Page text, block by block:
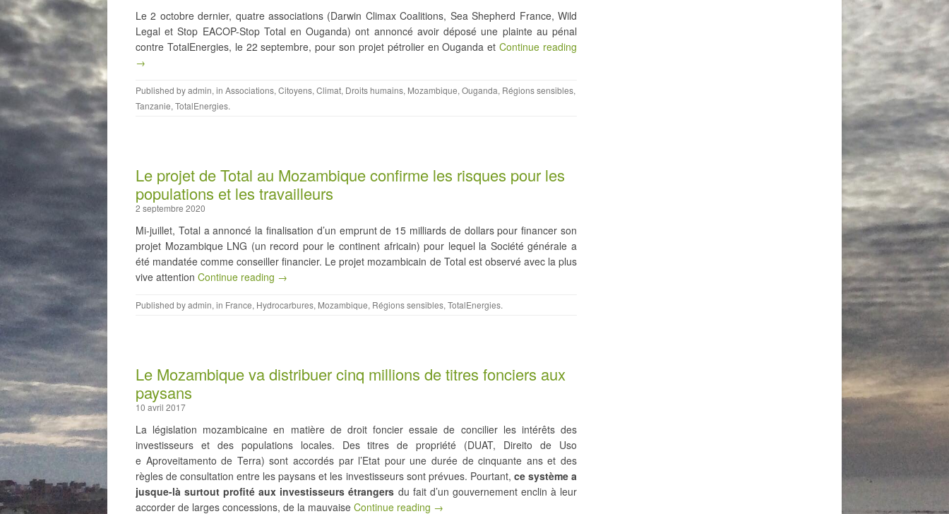
Le 2 octobre dernier, quatre associations (Darwin Climax Coalitions, Sea Shepherd France, Wild
Legal et Stop EACOP-Stop Total en Ouganda) ont annoncé avoir déposé une plainte au pénal
contre TotalEnergies, le 22 septembre, pour son projet pétrolier en Ouganda etContinue reading
→
Published byadmin, in Associations, Citoyens, Climat, Droits humains, Mozambique, Ouganda, Régions sensibles,
Tanzanie, TotalEnergies.
Le projet de Total au Mozambique confirme les risques pour les
populations et les travailleurs
2 septembre 2020
Mi-juillet, Total a annoncé la finalisation d’un emprunt de 15 milliards de dollars pour financer son
projet Mozambique LNG (un record pour le continent africain) pour lequel la Société générale a
été mandatée comme conseiller financier. Le projet mozambicain de Total est observé avec la plus
vive attention Continue reading →
Published byadmin, in France, Hydrocarbures, Mozambique, Régions sensibles, TotalEnergies.
Le Mozambique va distribuer cinq millions de titres fonciers aux
paysans
10 avril 2017
La législation mozambicaine en matière de droit foncier essaie de concilier les intérêts des
investisseurs et des populations locales. Des titres de propriété (DUAT, Direito de Uso
e Aproveitamento de Terra) sont accordés par l’Etat pour une durée de cinquante ans et des
règles de consultation entre les paysans et les investisseurs sont prévues. Pourtant, ce système a
jusque-là surtout profité aux investisseurs étrangers du fait d’un gouvernement enclin à leur
accorder de larges concessions, de la mauvaise Continue reading →